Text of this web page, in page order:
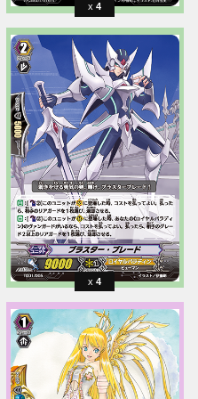
4
4